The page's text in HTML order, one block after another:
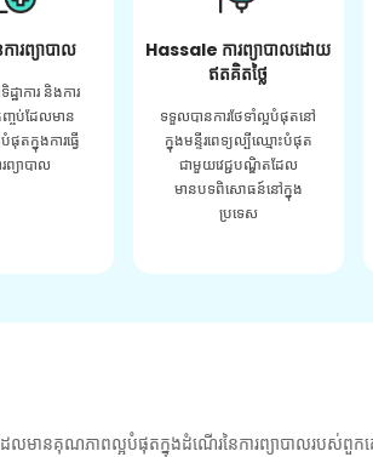
ការព្យាបាល
ាការ និងការ
ចប់ដែលមាន
ផុតក្នុងការធ្វើ
ព្យាបាល
Hassale ការព្យាបាលដោយ
ឥតគិតថ្លៃ
ទទួលបានការថែទាំល្អបំផុតនៅ
ក្នុងមន្ទីរពេទ្យល្បីឈ្មោះបំផុត
ជាមួយវេជ្ជបណ្ឌិតដែល
មានបទពិសោធន៍នៅក្នុង
ប្រទេស
ានគុណភាពល្អបំផុតក្នុងដំណើរនៃការព្យាបាលរបស់ពួក